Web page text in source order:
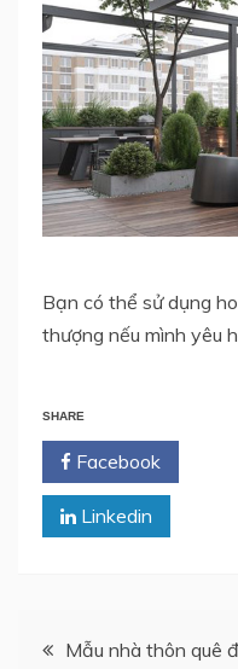
Bạn có thể sử dụng
thượng nếu mình yêu
SHARE
Facebook
Linkedin
Post
Mẫu nhà thôn quê